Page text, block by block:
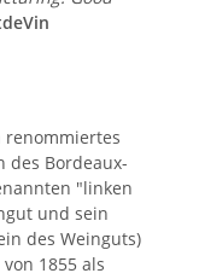
renommiertes
des Bordeaux-
"linken
und sein
des Weinguts)
1855 als